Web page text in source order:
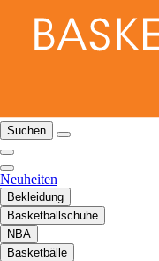
Suchen
Neuheiten
Bekleidung
Basketballschuhe
NBA
Basketbälle